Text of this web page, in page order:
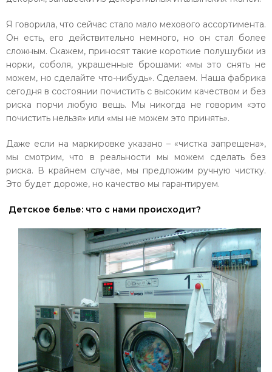
Я говорила, что сейчас стало мало мехового ассортимента.
Он есть, его действительно немного, но он стал более
сложным. Скажем, приносят такие короткие полушубки из
норки, соболя, украшенные брошами: «мы это снять не
можем, но сделайте что-нибудь». Сделаем. Наша фабрика
сегодня в состоянии почистить с высоким качеством и без
риска порчи любую вещь. Мы никогда не говорим «это
почистить нельзя» или «мы не можем это принять».
Даже если на маркировке указано – «чистка запрещена»,
мы смотрим, что в реальности мы можем сделать без
риска. В крайнем случае, мы предложим ручную чистку.
Это будет дороже, но качество мы гарантируем.
Детское белье: что с нами происходит?